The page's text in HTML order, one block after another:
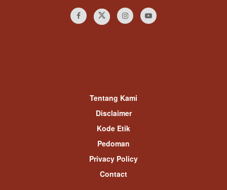
Tentang Kami
Disclaimer
Kode Etik
Pedoman
Privacy Policy
Contact